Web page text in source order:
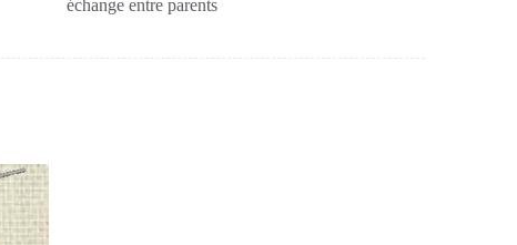
échange entre parents